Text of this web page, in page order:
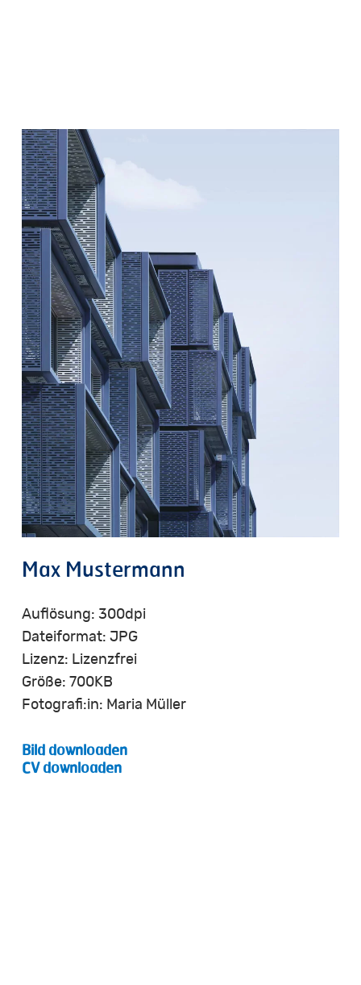
Max Mustermann
Auflösung: 300dpi
Dateiformat: JPG
Lizenz: Lizenzfrei
Größe: 700KB
Fotografi:in: Maria Müller
Bild downloaden
CV downloaden